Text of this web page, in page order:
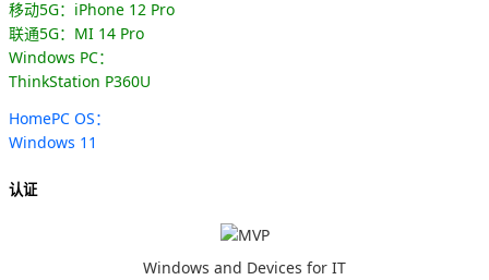
移动5G：iPhone 12 Pro
联通5G：MI 14 Pro
Windows PC：
ThinkStation P360U
HomePC OS：
Windows 11
认证
Windows and Devices for IT